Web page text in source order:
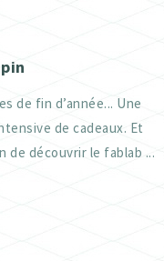
de fin d’année... Une
de cadeaux. Et
de découvrir le fablab ...